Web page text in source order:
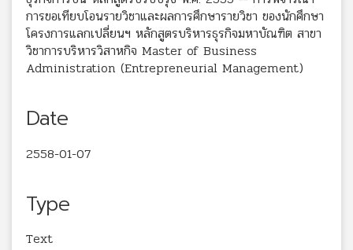
การขอเทียบโอนรายวิชาและผลการศึกษารายวิชา ของนักศึกษา
โครงการแลกเปลี่ยนฯ หลักสูตรบริหารธุรกิจมหาบัณฑิต สาขา
วิชาการบริหารวิสาหกิจ Master of Business
Administration (Entrepreneurial Management)
Date
2558-01-07
Type
Text